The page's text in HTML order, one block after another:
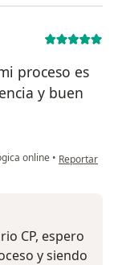
proceso es
y buen
online • en opinión
Reportar
CP, espero
y siendo